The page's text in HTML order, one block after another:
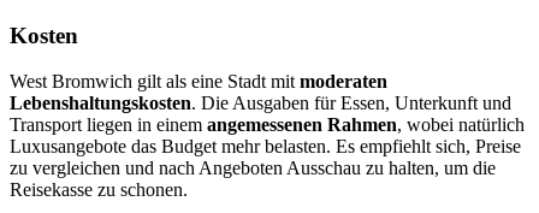
Kosten
West Bromwich gilt als eine Stadt mit moderaten
Lebenshaltungskosten. Die Ausgaben für Essen, Unterkunft und
Transport liegen in einem angemessenen Rahmen, wobei natürlich
Luxusangebote das Budget mehr belasten. Es empfiehlt sich, Preise
zu vergleichen und nach Angeboten Ausschau zu halten, um die
Reisekasse zu schonen.